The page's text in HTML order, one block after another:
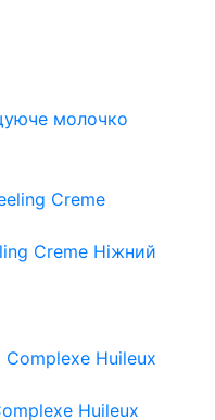
молочко
Creme Ніжний
Huileux